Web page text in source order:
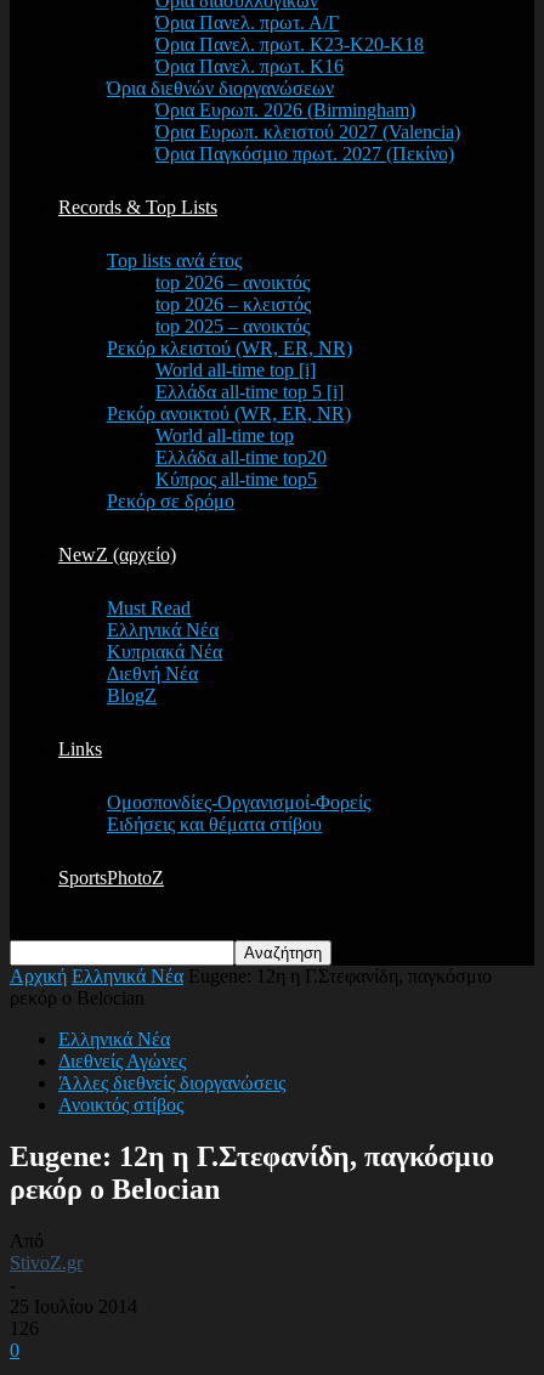
Όρια Πανελ. πρωτ. Α/Γ
Όρια Πανελ. πρωτ. Κ23-Κ20-Κ18
Όρια Πανελ. πρωτ. Κ16
Όρια διεθνών διοργανώσεων
Όρια Ευρωπ. 2026 (Birmingham)
Όρια Ευρωπ. κλειστού 2027 (Valencia)
Όρια Παγκόσμιο πρωτ. 2027 (Πεκίνο)
Records & Top Lists
Top lists ανά έτος
top 2026 – ανοικτός
top 2026 – κλειστός
top 2025 – ανοικτός
Ρεκόρ κλειστού (WR, ER, NR)
World all-time top [i]
Ελλάδα all-time top 5 [i]
Ρεκόρ ανοικτού (WR, ER, NR)
World all-time top
Ελλάδα all-time top20
Κύπρος all-time top5
Ρεκόρ σε δρόμο
NewZ (αρχείο)
Must Read
Ελληνικά Νέα
Κυπριακά Νέα
Διεθνή Νέα
BlogZ
Links
Ομοσπονδίες-Οργανισμοί-Φορείς
Ειδήσεις και θέματα στίβου
SportsPhotoZ
Αρχική Ελληνικά Νέα Eugene: 12η η Γ.Στεφανίδη, παγκόσμιο
ρεκόρ ο Belocian
Ελληνικά Νέα
Διεθνείς Αγώνες
Άλλες διεθνείς διοργανώσεις
Ανοικτός στίβος
Eugene: 12η η Γ.Στεφανίδη, παγκόσμιο
ρεκόρ ο Belocian
Από
StivoZ.gr
-
25 Ιουλίου 2014
126
0